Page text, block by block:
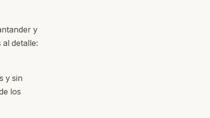
y
detalle:
y sin
los